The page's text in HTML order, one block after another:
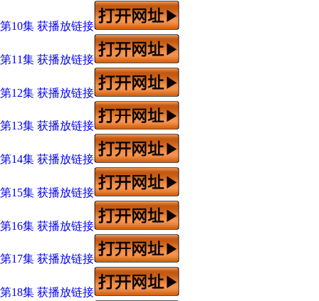
第10集 获播放链接
第11集 获播放链接
第12集 获播放链接
第13集 获播放链接
第14集 获播放链接
第15集 获播放链接
第16集 获播放链接
第17集 获播放链接
第18集 获播放链接